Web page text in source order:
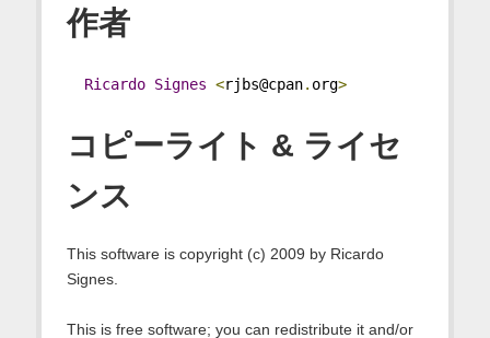
作者
Ricardo Signes <rjbs@cpan. org>
コピーライト & ライセ
ンス
This software is copyright (c) 2009 by Ricardo
Signes.
This is free software; you can redistribute it and/or